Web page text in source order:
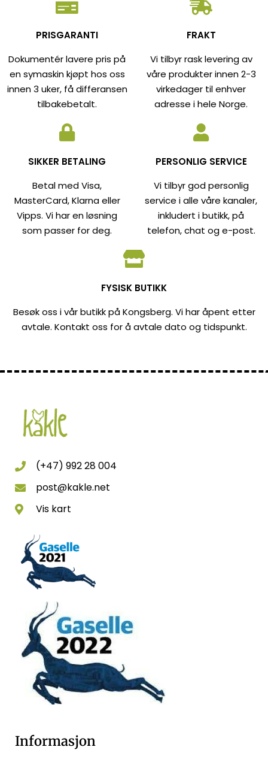
PRISGARANTI
Dokumentér lavere pris på
en symaskin kjøpt hos oss
innen 3 uker, få differansen
tilbakebetalt.
FRAKT
Vi tilbyr rask levering av
våre produkter innen 2-3
virkedager til enhver
adresse i hele Norge.
SIKKER BETALING
Betal med Visa,
MasterCard, Klarna eller
Vipps. Vi har en løsning
som passer for deg.
PERSONLIG SERVICE
Vi tilbyr god personlig
service i alle våre kanaler,
inkludert i butikk, på
telefon, chat og e-post.
FYSISK BUTIKK
Besøk oss i vår butikk på Kongsberg. Vi har åpent etter
avtale. Kontakt oss for å avtale dato og tidspunkt.
(+47) 992 28 004
post@kakle.net
Vis kart
Informasjon